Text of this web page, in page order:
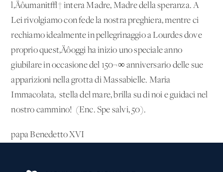
l‚Äôumanit√† intera Madre, Madre della speranza. A
Lei rivolgiamo con fede la nostra preghiera, mentre ci
rechiamo idealmente in pellegrinaggio a Lourdes dove
proprio quest‚Äôoggi ha inizio uno speciale anno
giubilare in occasione del 150¬∞ anniversario delle sue
apparizioni nella grotta di Massabielle. Maria
Immacolata, 'stella del mare, brilla su di noi e guidaci nel
nostro cammino!' (Enc. Spe salvi, 50).
papa Benedetto XVI